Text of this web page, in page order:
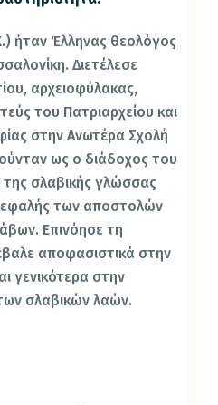
ήταν Έλληνας θεολόγος
Διετέλεσε
αρχειοφύλακας,
του Πατριαρχείου και
στην Ανωτέρα Σχολή
ως ο διάδοχος του
σλαβικής γλώσσας
των αποστολών
Επινόησε τη
αποφασιστικά στην
γενικότερα στην
σλαβικών λαών.